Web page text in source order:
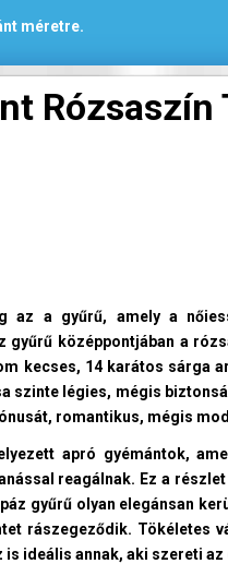
méretre.
Rózsaszín
az a gyűrű, amely a
gyűrű középpontjában a
kecses, 14 karátos sárga
szinte légies, mégis
romantikus, mégis
apró gyémántok,
reagálnak. Ez a
gyűrű olyan elegánsan
rászegeződik. Tökéletes
ideális annak, aki szereti